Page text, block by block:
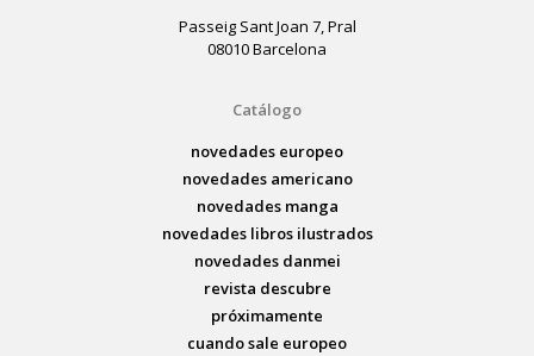
Passeig Sant Joan 7, Pral
08010 Barcelona
Catálogo
novedades europeo
novedades americano
novedades manga
novedades libros ilustrados
novedades danmei
revista descubre
próximamente
cuando sale europeo